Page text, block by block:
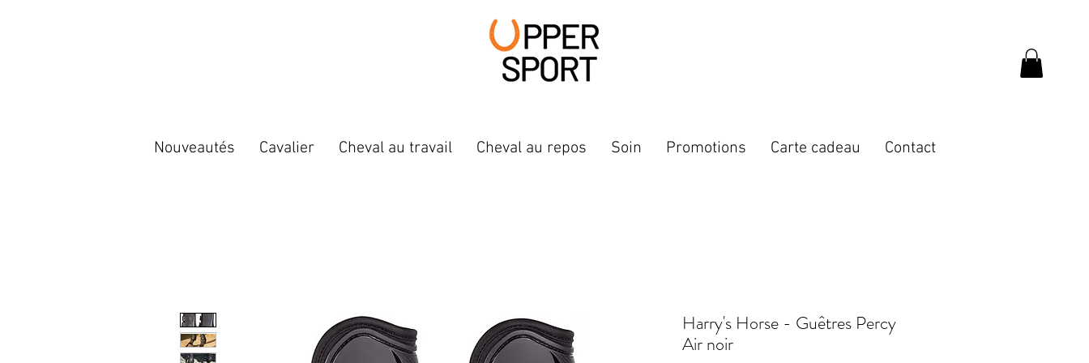
Nouveautés Cavalier Cheval au travail Cheval au repos Soin Promotions Carte cadeau Contact
Harry's Horse - Guêtres Percy
Air noir